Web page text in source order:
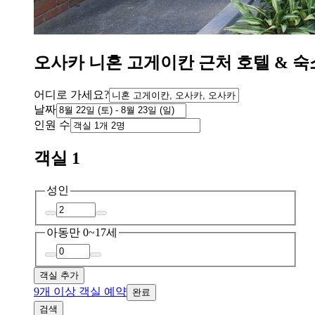
오사카 니혼 고게이칸 근처 호텔 & 숙
어디로 가세요?
날짜
인원 수
객실 1
성인
아동만 0~17세
객실 추가
9개 이상 객실 예약 완료
검색